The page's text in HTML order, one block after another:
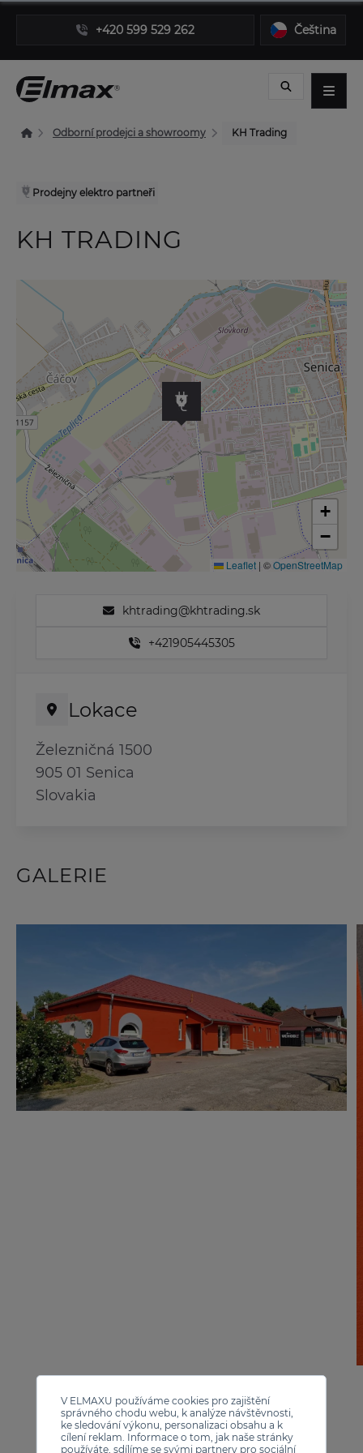
V ELMAXU používáme cookies pro zajištění
správného chodu webu, k analýze návštěvnosti,
ke sledování výkonu, personalizaci obsahu a k
cílení reklam. Informace o tom, jak naše stránky
používáte, sdílíme se svými partnery pro sociální
+420 599 529 262 Čeština
Odborní prodejci a showroomy KH Trading
Prodejny elektro partneři
KH TRADING
khtrading@khtrading.sk
+421905445305
Lokace
Železničná 1500
905 01 Senica
Slovakia
+
−
Leaflet | ©OpenStreetMap
GALERIE